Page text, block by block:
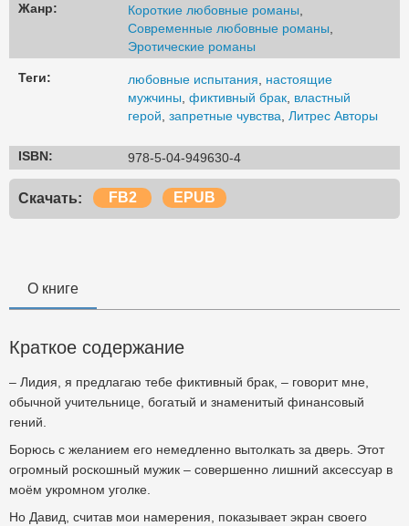
Жанр: Короткие любовные романы
Современные любовные романы
Эротические романы
Теги: любовные испытания
настоящие
мужчины фиктивный брак властный
герой запретные чувства Литрес Авторы
ISBN: 978-5-04-949630-4
Скачать: FB2 EPUB
О книге
Краткое содержание
– Лидия, я предлагаю тебе фиктивный брак, – говорит мне,
обычной учительнице, богатый и знаменитый финансовый
гений.
Борюсь с желанием его немедленно вытолкать за дверь. Этот
огромный роскошный мужик – совершенно лишний аксессуар в
моём укромном уголке.
Но Давид, считав мои намерения, показывает экран своего